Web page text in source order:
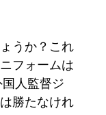
うか？これ
フォームは
人監督ジ
勝たなけれ